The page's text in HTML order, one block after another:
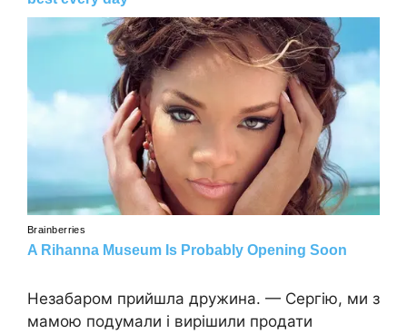
Незабаром прийшла дружина. — Сергію, ми з
мамою подумали і вирішили продати